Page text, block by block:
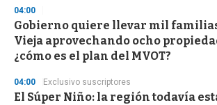
04:00
Gobierno quiere llevar mil
Vieja aprovechando ocho
¿cómo es el plan del MVOT?
04:00 Exclusivo suscriptores
El Súper Niño: la región todavía